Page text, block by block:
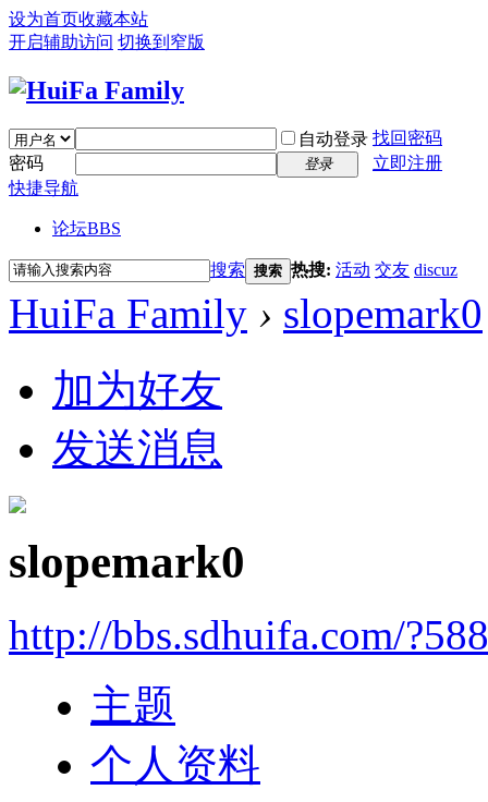
设为首页收藏本站
开启辅助访问 切换到窄版
自动登录 找回密码
密码
登录
立即注册
快捷导航
论坛BBS
搜索 搜索 热搜: 活动 交友 discuz
HuiFa Family › slopemark0
加为好友
发送消息
slopemark0
http://bbs.sdhuifa.com/
主题
个人资料